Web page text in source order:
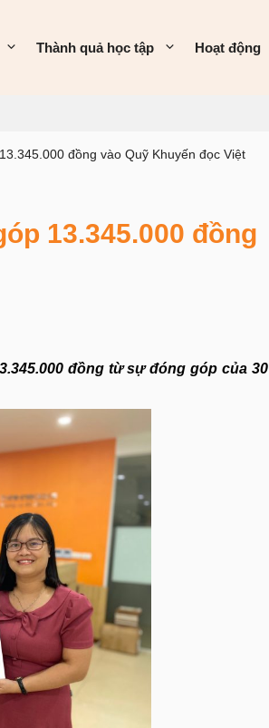
Thành quả học tập Hoạt động
đồng vào Quỹ Khuyến đọc Việt
13.345.000 đồng
đồng từ sự đóng góp của 30